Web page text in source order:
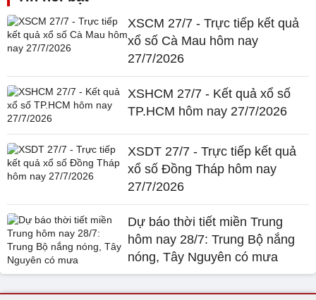
XSCM 27/7 - Trực tiếp kết quả
xổ số Cà Mau hôm nay
27/7/2026
XSHCM 27/7 - Kết quả xổ số
TP.HCM hôm nay 27/7/2026
XSDT 27/7 - Trực tiếp kết quả
xổ số Đồng Tháp hôm nay
27/7/2026
Dự báo thời tiết miền Trung
hôm nay 28/7: Trung Bộ nắng
nóng, Tây Nguyên có mưa